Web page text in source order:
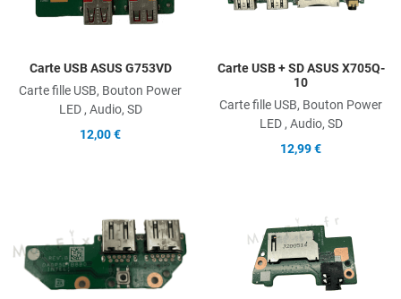
Carte USB ASUS G753VD
Carte fille USB, Bouton Power
LED , Audio, SD
12,00 €
Carte USB + SD ASUS X705Q-
10
Carte fille USB, Bouton Power
LED , Audio, SD
12,99 €
Add to Compare
Quick View